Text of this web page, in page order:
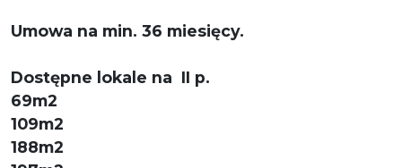
Umowa na min. 36 miesięcy.
Dostępne lokale na II p.
69m2
109m2
188m2